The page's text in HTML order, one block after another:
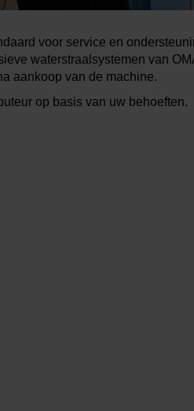
voor service en
waterstraalsystemen van
aankoop van de machine.
op basis van uw behoeften.